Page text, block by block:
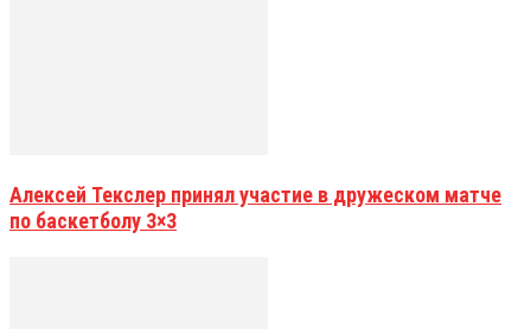
Алексей Текслер принял участие в дружеском матче
по баскетболу 3×3